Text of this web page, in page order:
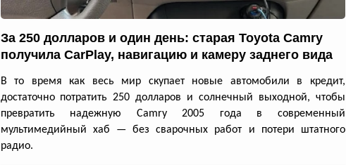
За 250 долларов и один день: старая Toyota Camry
получила CarPlay, навигацию и камеру заднего вида
В то время как весь мир скупает новые автомобили в кредит,
достаточно потратить 250 долларов и солнечный выходной, чтобы
превратить надежную Camry 2005 года в современный
мультимедийный хаб — без сварочных работ и потери штатного
радио.